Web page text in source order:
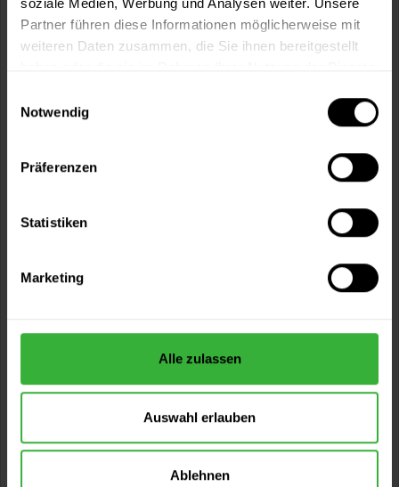
Partner führen diese Informationen möglicherweise mit
weiteren Daten zusammen, die Sie ihnen bereitgestellt
Notwendig
Präferenzen
Statistiken
Marketing
Alle zulassen
Auswahl erlauben
Ablehnen
Bügel aus 6 mm V2A Edelstahl für 100 und 150 mm breite
Verfügbare Varianten
17,99 €